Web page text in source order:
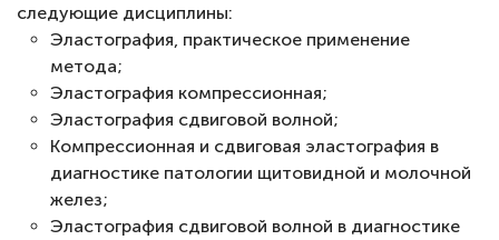
следующие дисциплины:
Эластография, практическое применение
метода;
Эластография компрессионная;
Эластография сдвиговой волной;
Компрессионная и сдвиговая эластография в
диагностике патологии щитовидной и молочной
желез;
Эластография сдвиговой волной в диагностике